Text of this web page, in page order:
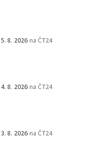
5. 8. 2026 na ČT24
4. 8. 2026 na ČT24
3. 8. 2026 na ČT24